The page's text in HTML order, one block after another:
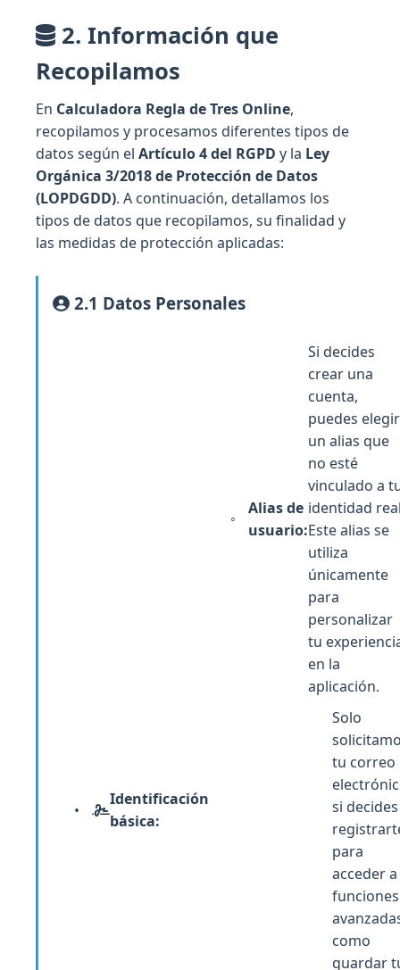
2. Información que
Recopilamos
En Calculadora Regla de Tres Online,
recopilamos y procesamos diferentes tipos de
datos según el Artículo 4 del RGPD y la Ley
Orgánica 3/2018 de Protección de Datos
(LOPDGDD). A continuación, detallamos los
tipos de datos que recopilamos, su finalidad y
las medidas de protección aplicadas:
2.1 Datos Personales
Identificación
básica:
Alias de
usuario:
Si decides
crear una
cuenta,
puedes elegir
un alias que
no esté
vinculado a
identidad
Este alias se
utiliza
únicamente
para
personalizar
tu
en la
aplicación.
Solo
tu correo
si decides
para
acceder a
funciones
como
guardar